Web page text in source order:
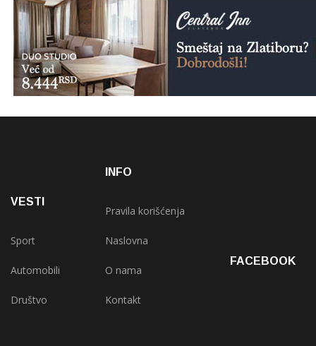
VESTI
Sport
Automobili
Društvo
INFO
Pravila korišćenja
Naslovna
O nama
Kontakt
FACEBOOK